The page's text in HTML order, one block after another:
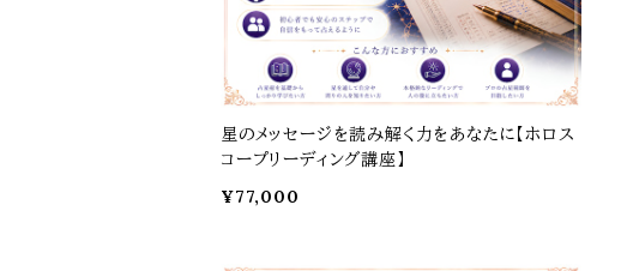
星のメッセージを読み解く力をあなたに【ホロス
コープリーディング講座】
¥77,000